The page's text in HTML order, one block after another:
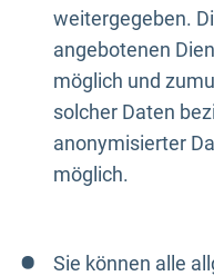
weitergegeben.
angebotenen
möglich und
solcher Daten
anonymisierter
möglich.
Sie können alle